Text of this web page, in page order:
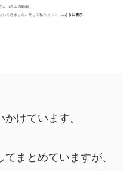
けています。
まとめていますが、